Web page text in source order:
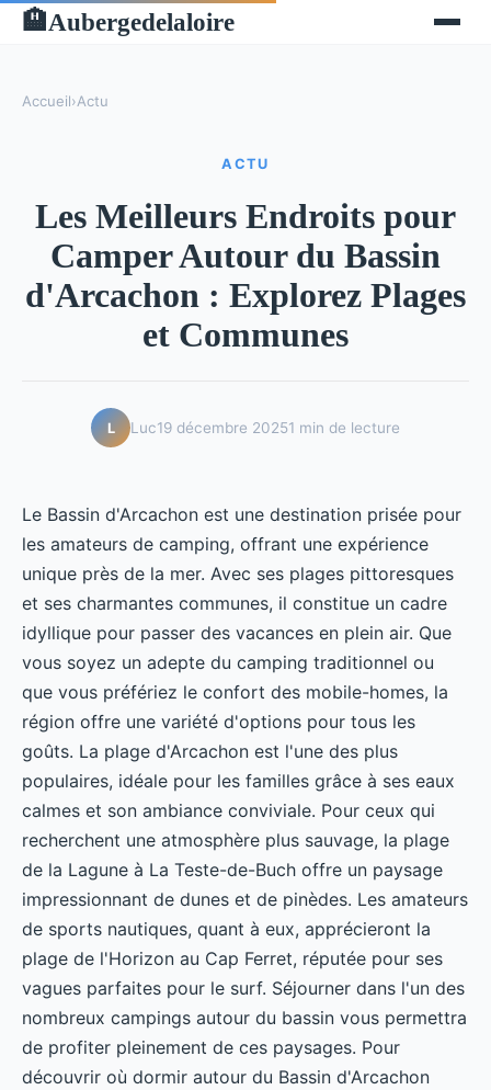
🏨Aubergedelaloire
Accueil›Actu
ACTU
Les Meilleurs Endroits pour
Camper Autour du Bassin
d'Arcachon : Explorez Plages
et Communes
L Luc19 décembre 20251 min de lecture
Le Bassin d'Arcachon est une destination prisée pour
les amateurs de camping, offrant une expérience
unique près de la mer. Avec ses plages pittoresques
et ses charmantes communes, il constitue un cadre
idyllique pour passer des vacances en plein air. Que
vous soyez un adepte du camping traditionnel ou
que vous préfériez le confort des mobile-homes, la
région offre une variété d'options pour tous les
goûts. La plage d'Arcachon est l'une des plus
populaires, idéale pour les familles grâce à ses eaux
calmes et son ambiance conviviale. Pour ceux qui
recherchent une atmosphère plus sauvage, la plage
de la Lagune à La Teste-de-Buch offre un paysage
impressionnant de dunes et de pinèdes. Les amateurs
de sports nautiques, quant à eux, apprécieront la
plage de l'Horizon au Cap Ferret, réputée pour ses
vagues parfaites pour le surf. Séjourner dans l'un des
nombreux campings autour du bassin vous permettra
de profiter pleinement de ces paysages. Pour
découvrir où dormir autour du Bassin d'Arcachon